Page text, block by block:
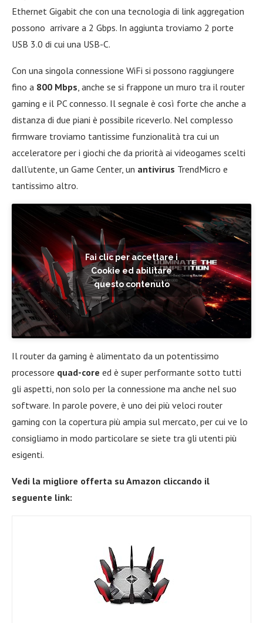
Ethernet Gigabit che con una tecnologia di link aggregation
possono arrivare a 2 Gbps. In aggiunta troviamo 2 porte
USB 3.0 di cui una USB-C.
Con una singola connessione WiFi si possono raggiungere
fino a 800 Mbps , anche se si frappone un muro tra il router
gaming e il PC connesso. Il segnale è così forte che anche a
distanza di due piani è possibile riceverlo. Nel complesso
firmware troviamo tantissime funzionalità tra cui un
acceleratore per i giochi che da priorità ai videogames scelti
dall’utente, un Game Center, un antivirus TrendMicro e
tantissimo altro.
Fai clic per accettare i
Cookie ed abilitare
questo contenuto
Il router da gaming è alimentato da un potentissimo
processore quad-core ed è super performante sotto tutti
gli aspetti, non solo per la connessione ma anche nel suo
software. In parole povere, è uno dei più veloci router
gaming con la copertura più ampia sul mercato, per cui ve lo
consigliamo in modo particolare se siete tra gli utenti più
esigenti.
Vedi la migliore offerta su Amazon cliccando il
seguente link: